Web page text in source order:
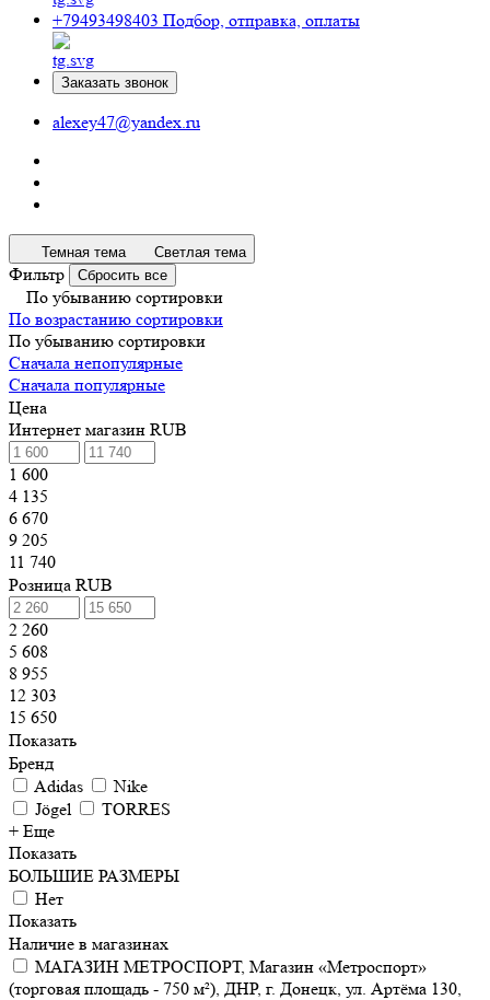
+79493498403 Подбор, отправка, оплаты
Заказать звонок
alexey47@yandex.ru
Темная тема Светлая тема
Фильтр Сбросить все
По убыванию сортировки
По возрастанию сортировки
По убыванию сортировки
Сначала непопулярные
Сначала популярные
Цена
Интернет магазин RUB
1 600
4 135
6 670
9 205
11 740
Розница RUB
2 260
5 608
8 955
12 303
15 650
Показать
Бренд
Adidas
Nike
Jögel
TORRES
+ Еще
Показать
БОЛЬШИЕ РАЗМЕРЫ
Нет
Показать
Наличие в магазинах
МАГАЗИН МЕТРОСПОРТ, Магазин «Метроспорт»
(торговая площадь - 750 м²), ДНР, г. Донецк, ул. Артёма 130,